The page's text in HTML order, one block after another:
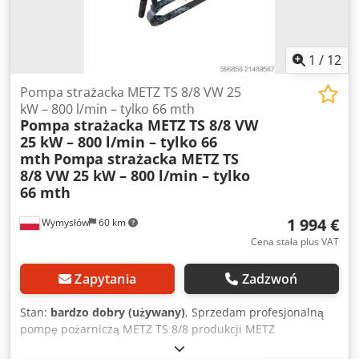
1 / 12
Wymysłów 60 km
Pompa strażacka METZ TS 8/8 VW 25
kW – 800 l/min – tylko 66 mth
Pompa strażacka METZ TS 8/8 VW
25 kW – 800 l/min – tylko 66
mth Pompa strażacka METZ TS
8/8 VW 25 kW – 800 l/min – tylko
66 mth
1 994 €
Cena stała plus VAT
Zapytania Zadzwoń
Stan: bardzo dobry (używany), Sprzedam profesjonalną
pompę pożarniczą METZ TS 8/8 produkcji METZ
Feuerwehrgeräte GmbH Karlsruhe. Urządzenie w bardzo